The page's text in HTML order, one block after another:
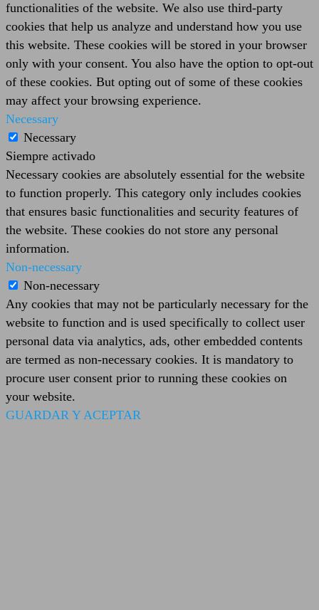
functionalities of the website. We also use third-party
cookies that help us analyze and understand how you use
this website. These cookies will be stored in your browser
only with your consent. You also have the option to opt-out
of these cookies. But opting out of some of these cookies
may affect your browsing experience.
Necessary
Necessary
Siempre activado
Necessary cookies are absolutely essential for the website
to function properly. This category only includes cookies
that ensures basic functionalities and security features of
the website. These cookies do not store any personal
information.
Non-necessary
Non-necessary
Any cookies that may not be particularly necessary for the
website to function and is used specifically to collect user
personal data via analytics, ads, other embedded contents
are termed as non-necessary cookies. It is mandatory to
procure user consent prior to running these cookies on
your website.
GUARDAR Y ACEPTAR